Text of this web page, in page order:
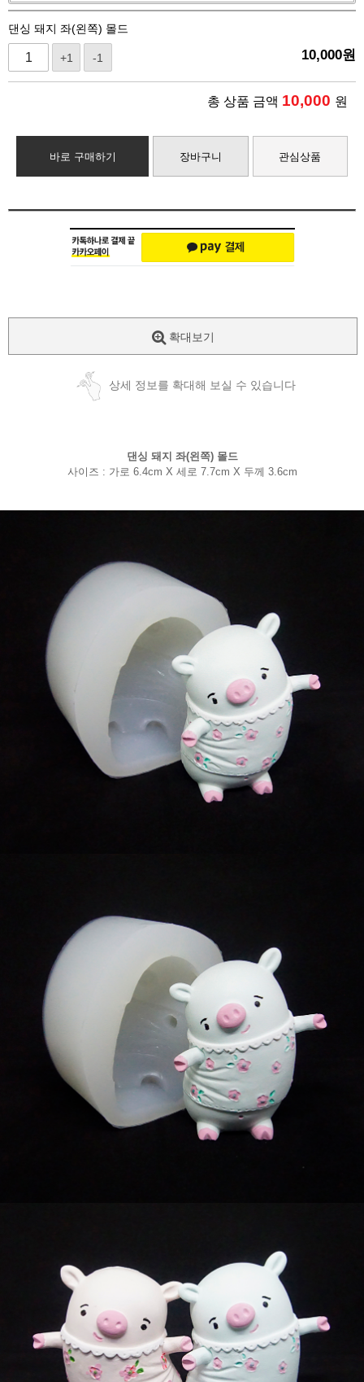
댄싱 돼지 좌(왼쪽) 몰드
+1 -1 10,000원
총 상품 금액 10,000 원
바로 구매하기 장바구니 관심상품
확대보기
상세 정보를 확대해 보실 수 있습니다
댄싱 돼지 좌(왼쪽) 몰드
사이즈 : 가로 6.4cm X 세로 7.7cm X 두께 3.6cm